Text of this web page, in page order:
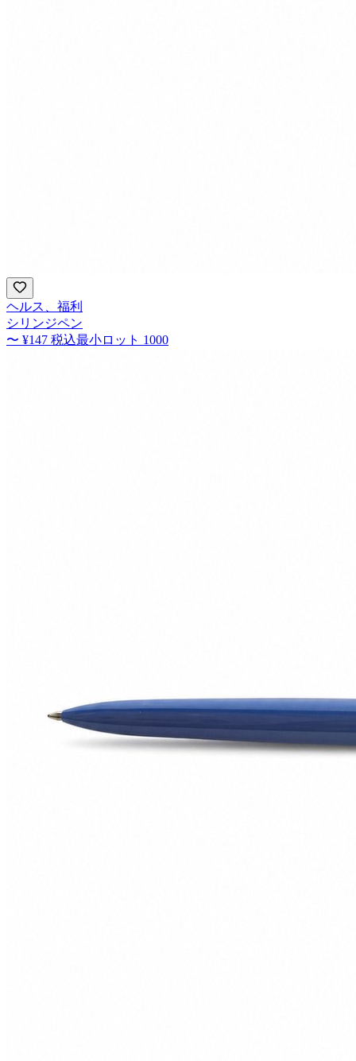
ヘルス、福利
シリンジペン
〜 ¥147 税込最小ロット 1000